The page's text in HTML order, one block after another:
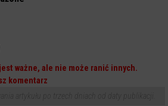
ważne, ale nie może ranić innych.
komentarz